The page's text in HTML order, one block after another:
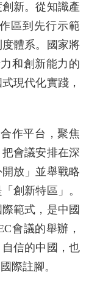
新。從知識產
區到先行示範
體系。國家將
和創新能力的
現代化實踐，
作平台，聚焦
會議安排在深
放」並舉戰略
創新特區」。
範式，是中國
會議的舉辦，
信的中國，也
際註腳。